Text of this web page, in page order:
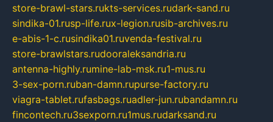
store-brawl-stars.rukts-services.rudark-sand.ru
sindika-01.rusp-life.rux-legion.rusib-archives.ru
e-abis-1-c.rusindika01.ruvenda-festival.ru
store-brawlstars.rudooraleksandria.ru
antenna-highly.rumine-lab-msk.ru1-mus.ru
3-sex-porn.ruban-damn.rupurse-factory.ru
viagra-tablet.rufasbags.ruadler-jun.rubandamn.ru
fincontech.ru3sexporn.ru1mus.rudarksand.ru